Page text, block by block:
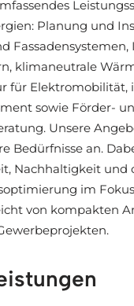
Planung und
klimaneutrale
für Elektromobilität,
sowie Förder-
Unsere
Bedürfnisse an.
Nachhaltigkeit und
im
von kompakten